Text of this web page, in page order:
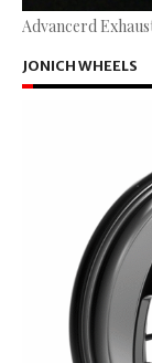
Advancerd
JONICH WHEELS